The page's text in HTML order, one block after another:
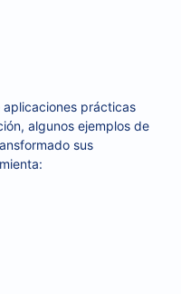
aplicaciones prácticas
algunos ejemplos de
sus